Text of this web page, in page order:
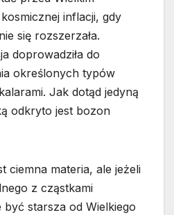
inflacji, gdy
się rozszerzała.
doprowadziła do
określonych typów
Jak dotąd jedyną
odkryto jest bozon
ciemna materia, ale jeżeli
z cząstkami
starsza od Wielkiego